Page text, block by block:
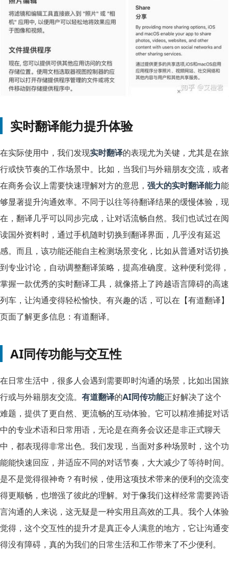
实时翻译能力提升体验
在实际使用中，我们发现实时翻译的表现尤为关键，尤其是在旅
行或快节奏的工作场景中。比如，当我们与外籍朋友交流，或者
在商务会议上需要快速理解对方的意思， 强大的实时翻译能力能
够显著提升沟通效率。不同于以往等待翻译结果的缓慢体验，现
在，翻译几乎可以同步完成，让对话流畅自然。我们也试过在阅
读国外资料时，通过手机随时切换到翻译界面，几乎没有延迟
感。而且，该功能还能自主检测场景变化，比如从普通对话切换
到专业讨论，自动调整翻译策略，提高准确度。这种便利觉得，
掌握一款优秀的实时翻译工具，就像搭上了跨越语言障碍的高速
列车，让沟通变得轻松愉快。有兴趣的话，可以在【有道翻译】
页面了解更多信息：有道翻译。
AI同传功能与交互性
在日常生活中，很多人会遇到需要即时沟通的场景，比如出国旅
行或与外籍朋友交流。 有道翻译的AI同传功能正好解决了这个
难题，提供了更自然、更流畅的互动体验。它可以精准捕捉对话
中的专业术语和日常用语，无论是在商务会议还是非正式聊天
中，都表现得非常出色。我们发现，当面对多种场景时，这个功
能能快速回应，并适应不同的对话节奏，大大减少了等待时间。
是不是觉得很神奇？有时候，使用这项技术带来的便利的交流变
得更顺畅，也增强了彼此的理解。对于像我们这样经常需要跨语
言沟通的人来说，这无疑是一种实用且高效的工具。我个人体验
觉得，这个交互性的提升才是真正令人满意的地方，它让沟通变
得没有障碍，真的为我们的日常生活和工作带来了不少便利。